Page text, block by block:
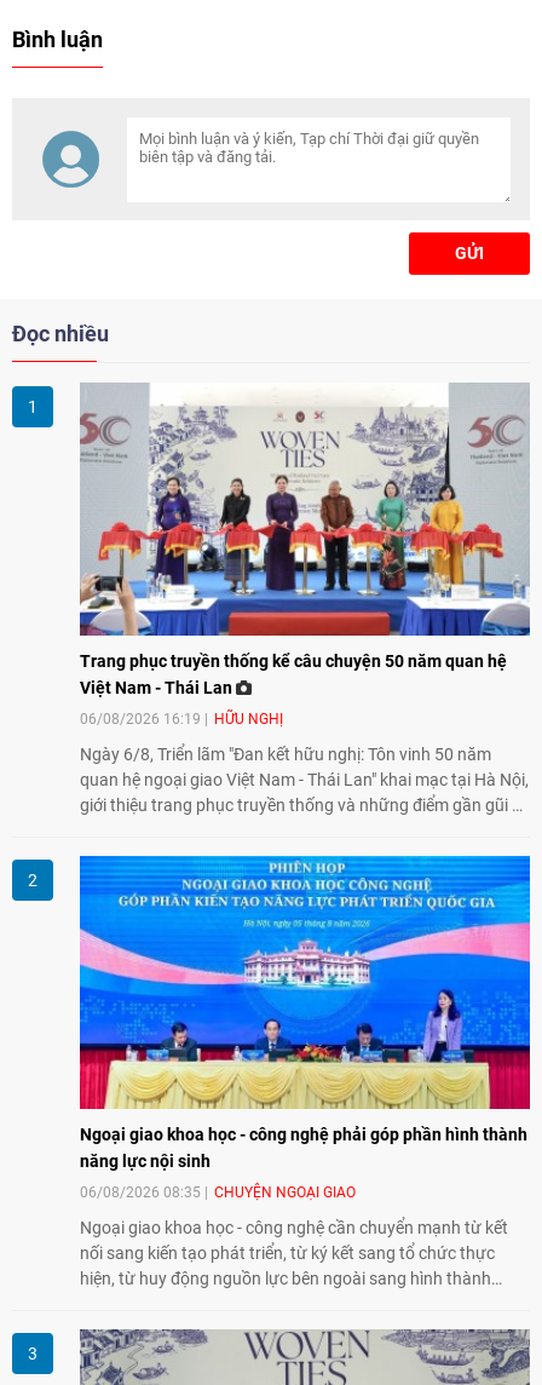
Nội đã diễn ra tại Hà Nội.
Bình luận
GỬI
Đọc nhiều
Trang phục truyền thống kể câu chuyện 50 năm quan hệ
Việt Nam - Thái Lan
06/08/2026 16:19 HỮU NGHỊ
Ngày 6/8, Triển lãm "Đan kết hữu nghị: Tôn vinh 50 năm
quan hệ ngoại giao Việt Nam - Thái Lan" khai mạc tại Hà Nội,
giới thiệu trang phục truyền thống và những điểm gần gũi về
giao lưu nhân dân trong chặng đường nửa thế kỷ quan hệ
song phương.
Ngoại giao khoa học - công nghệ phải góp phần hình thành
năng lực nội sinh
06/08/2026 08:35 CHUYỆN NGOẠI GIAO
Ngoại giao khoa học - công nghệ cần chuyển mạnh từ kết
nối sang kiến tạo phát triển, từ ký kết sang tổ chức thực
hiện, từ huy động nguồn lực bên ngoài sang hình thành
nghệ, đổi mới sáng tạo và chuyển đổi số trở thành động lực
phát triển đất nước.